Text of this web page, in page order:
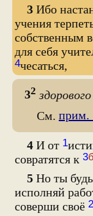
3 Ибо
учения
собственным
для себя
4чесаться,
32 здорового
См. прим.
4 И от 1
совратятся к 3б
5 Но ты будь
исполняй
соверши своё 2